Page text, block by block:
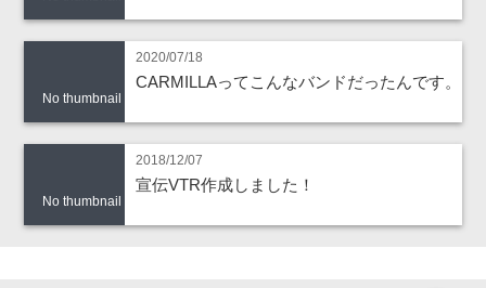
No thumbnail
2020/07/18
CARMILLAってこんなバンドだったんです。
No thumbnail
2018/12/07
宣伝VTR作成しました！